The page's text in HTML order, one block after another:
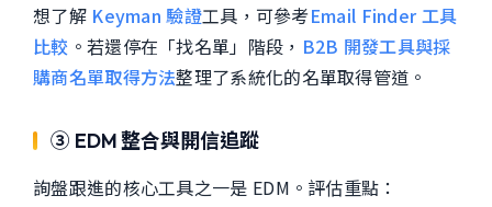
想了解 Keyman 驗證工具，可參考Email Finder 工具
比較 。若還停在「找名單」階段， B2B 開發工具與採
購商名單取得方法整理了系統化的名單取得管道。
③ EDM 整合與開信追蹤
詢盤跟進的核心工具之一是 EDM。評估重點：